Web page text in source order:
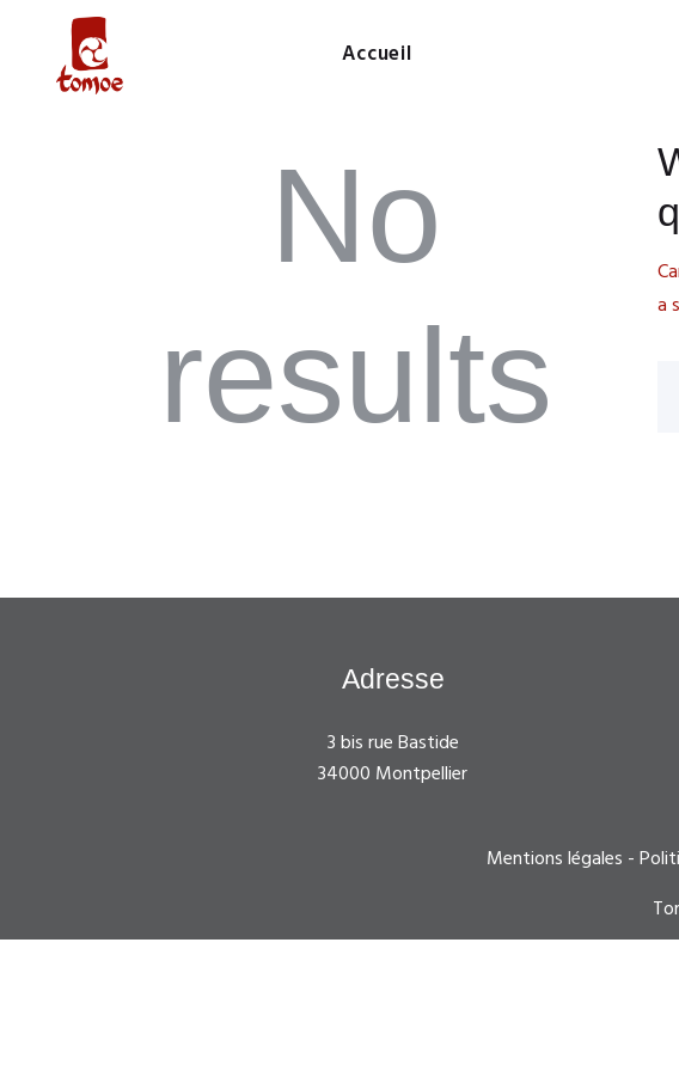
Accueil
No
results
a
Adresse
3 bis rue Bastide
34000 Montpellier
Mentions légales -